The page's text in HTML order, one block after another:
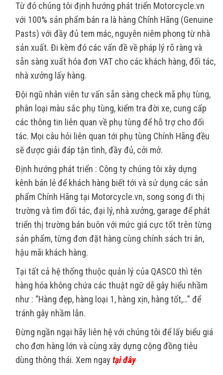
Từ đó chúng tôi định hướng phát triển Motorcycle.vn
với 100% sản phẩm bán ra là hàng Chính Hãng (Genuine
Pasts) với đầy đủ tem mác, nguyên niêm phong từ nhà
sản xuất. Đi kèm đó các vấn đề về pháp lý rõ ràng và
sẵn sàng xuất hóa đơn VAT cho các khách hàng, đối tác,
nhà xưởng lấy hàng.
Đội ngũ nhân viên tư vấn sẵn sàng check mã phụ tùng,
phân loại màu sắc phụ tùng, kiểm tra đời xe, cung cấp
các thông tin liên quan về phụ tùng để hỗ trợ cho đối
tác. Mọi câu hỏi liên quan tới phụ tùng Chính Hãng đều
sẽ được giải đáp tận tình, đầy đủ, cởi mở.
Định hướng phát triển : Công ty chúng tôi xây dựng
kênh bán lẻ để khách hàng biết tới và sử dụng các sản
phẩm Chính Hãng tại Motorcycle.vn, song song đi thị
trường và tìm đối tác, đại lý, nhà xưởng, garage để phát
triển thị trường bán buôn với mức giá cực tốt trên từng
sản phẩm, từng đơn đặt hàng cùng chính sách tri ân,
hậu mãi khách hàng.
Tại tất cả hệ thống thuộc quản lý của QASCO thì tên
hàng hóa không chứa các thuật ngữ dễ gây hiểu nhầm
như : “Hàng đẹp, hàng loại 1, hàng xịn, hàng tốt,…” để
tránh gây nhầm lẫn.
Đừng ngần ngại hãy liên hệ với chúng tôi để lấy biểu giá
cho đơn hàng lớn và cùng xây dựng cộng đồng tiêu
dùng thông thái. Xem ngay tại đây